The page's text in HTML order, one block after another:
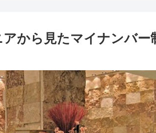
から見たマイナンバー